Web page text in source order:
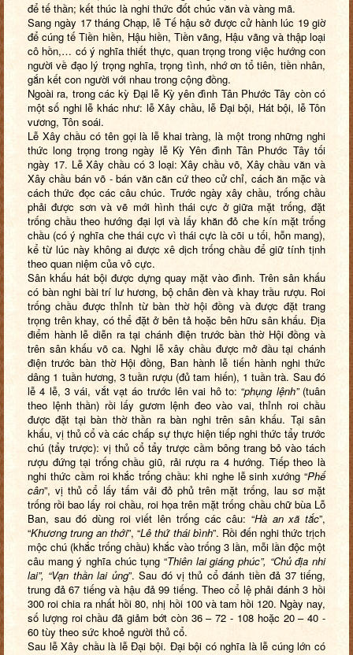
để tế thần; kết thúc là nghi thức đốt chúc văn và vàng mã.
Sang ngày 17 tháng Chạp, lễ Tế hậu sở được cử hành lúc 19 giờ
để cúng tế Tiền hiền, Hậu hiền, Tiền vãng, Hậu vãng và thập loại
cô hồn,… có ý nghĩa thiết thực, quan trọng trong việc hướng con
người về đạo lý trọng nghĩa, trọng tình, nhớ ơn tổ tiên, tiền nhân,
gắn kết con người với nhau trong cộng đồng.
Ngoài ra, trong các kỳ Đại lễ Kỳ yên đình Tân Phước Tây còn có
một số nghi lễ khác như: lễ Xây chầu, lễ Đại bội, Hát bội, lễ Tôn
vương, Tôn soái.
Lễ Xây chầu có tên gọi là lễ khai tràng, là một trong những nghi
thức long trọng trong ngày lễ Kỳ Yên đình Tân Phước Tây tối
ngày 17. Lễ Xây chầu có 3 loại: Xây chầu võ, Xây chầu văn và
Xây chầu bán võ - bán văn căn cứ theo cử chỉ, cách ăn mặc và
cách thức đọc các câu chúc. Trước ngày xây chầu, trống chầu
phải được sơn và vẽ mới hình thái cực ở giữa mặt trống, đặt
trống chầu theo hướng đại lợi và lấy khăn đỏ che kín mặt trống
chầu (có ý nghĩa che thái cực vì thái cực là cõi u tối, hỗn mang),
kể từ lúc này không ai được xê dịch trống chầu để giữ tính tịnh
theo quan niệm của vô cực.
Sân khấu hát bội được dựng quay mặt vào đình. Trên sân khấu
có bàn nghi bài trí lư hương, bộ chân đèn và khay trầu rượu. Roi
trống chầu được thỉnh từ bàn thờ hội đồng và được đặt trang
trọng trên khay, có thể đặt ở bên tả hoặc bên hữu sân khấu. Địa
điểm hành lễ diễn ra tại chánh điện trước bàn thờ Hội đồng và
trên sân khấu võ ca. Nghi lễ xây chầu được mở đầu tại chánh
điện trước bàn thờ Hội đồng, Ban hành lễ tiến hành nghi thức
dâng 1 tuần hương, 3 tuần rượu (đủ tam hiến), 1 tuần trà. Sau đó
lễ 4 lễ, 3 vái, vắt vạt áo trước lên vai hô to: “phụng lệnh” (tuân
theo lệnh thần) rồi lấy gươm lệnh đeo vào vai, thỉnh roi chầu
được đặt tại bàn thờ thần ra bàn nghi trên sân khấu. Tại sân
khấu, vị thủ cổ và các chấp sự thực hiện tiếp nghi thức tẩy trước
chú (tẩy trược): vị thủ cổ tẩy trược cầm bông trang bỏ vào tách
rượu đứng tại trống chầu giũ, rải rượu ra 4 hướng. Tiếp theo là
nghi thức cầm roi khắc trống chầu: khi nghe lễ sinh xướng “Phế
cân”, vị thủ cổ lấy tấm vải đỏ phủ trên mặt trống, lau sơ mặt
trống rồi bao lấy roi chầu, roi họa trên mặt trống chầu chữ bùa Lỗ
Ban, sau đó dùng roi viết lên trống các câu: “Hà an xã tắc”,
“Khương trung an thới”, “Lê thứ thái bình”. Rồi đến nghi thức trịch
mộc chú (khắc trống chầu) khắc vào trống 3 lần, mỗi lần độc một
câu mang ý nghĩa chúc tụng “Thiên lai giáng phúc”, “Chủ địa nhi
lai”, “Vạn thần lai ủng”. Sau đó vị thủ cổ đánh tiền đả 37 tiếng,
trung đả 67 tiếng và hậu đả 99 tiếng. Theo cổ lệ phải đánh 3 hồi
300 roi chia ra nhất hồi 80, nhị hồi 100 và tam hồi 120. Ngày nay,
số lượng roi chầu đã giảm bớt còn 36 – 72 - 108 hoặc 20 – 40 -
60 tùy theo sức khoẻ người thủ cổ.
Sau lễ Xây chầu là lễ Đại bội. Đại bội có nghĩa là lễ cúng lớn có